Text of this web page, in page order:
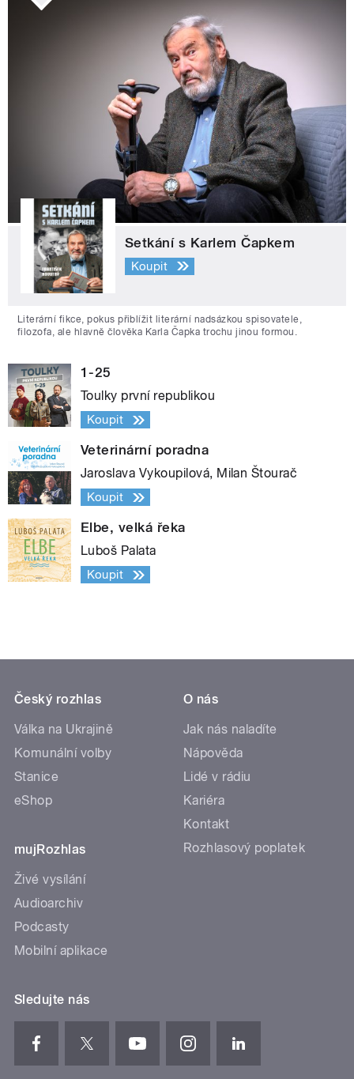
Setkání s Karlem Čapkem
Koupit
Literární fikce, pokus přiblížit literární nadsázkou spisovatele,
filozofa, ale hlavně člověka Karla Čapka trochu jinou formou.
1-25
Toulky první republikou
Koupit
Veterinární poradna
Jaroslava Vykoupilová, Milan Štourač
Koupit
Elbe, velká řeka
Luboš Palata
Koupit
Český rozhlas
Válka na Ukrajině
Komunální volby
Stanice
eShop
mujRozhlas
Živé vysílání
Audioarchiv
Podcasty
Mobilní aplikace
O nás
Jak nás naladíte
Nápověda
Lidé v rádiu
Kariéra
Kontakt
Rozhlasový poplatek
Sledujte nás